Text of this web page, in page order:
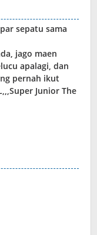
sepatu sama
jago maen
apalagi, dan
pernah ikut
Junior The